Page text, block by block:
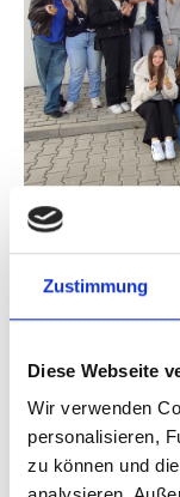
Zustimmung
Diese Webseite
Wir verwenden
personalisieren,
zu können und
Attendorn in
polnische
nahmen
Schüler